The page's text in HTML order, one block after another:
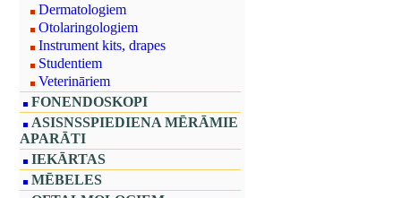
Dermatologiem
Otolaringologiem
Instrument kits, drapes
Studentiem
Veterināriem
FONENDOSKOPI
ASISNSSPIEDIENA MĒRĀMIE
APARĀTI
IEKĀRTAS
MĒBELES